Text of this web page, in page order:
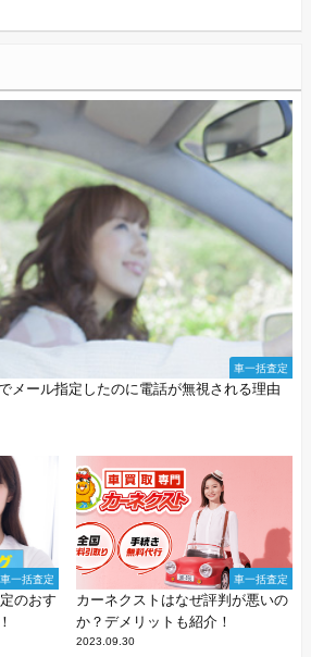
車一括査定
メール指定したのに電話が無視される理由
車一括査定
のおす
車一括査定
カーネクストはなぜ評判が悪いの
か？デメリットも紹介！
2023.09.30